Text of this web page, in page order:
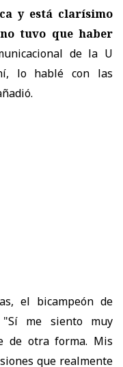
y está clarísimo
tuvo que haber
de la U
lo hablé con las
el bicampeón de
me siento muy
de otra forma. Mis
que realmente